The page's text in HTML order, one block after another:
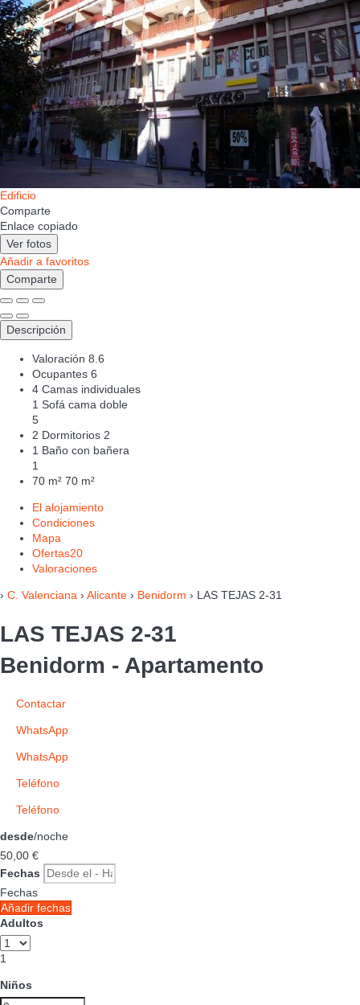
Edificio
Comparte
Enlace copiado
Ver fotos
Añadir a favoritos
Comparte
Descripción
Valoración 8.6
Ocupantes 6
4 Camas individuales
1 Sofá cama doble
5
2 Dormitorios 2
1 Baño con bañera
1
70 m² 70 m²
El alojamiento
Condiciones
Mapa
Ofertas20
Valoraciones
› C. Valenciana › Alicante › Benidorm › LAS TEJAS 2-31
LAS TEJAS 2-31
Benidorm - Apartamento
Contactar
WhatsApp
WhatsApp
Teléfono
Teléfono
desde/noche
50, 00 €
Fechas
Fechas
Añadir fechas
Adultos
1
Niños